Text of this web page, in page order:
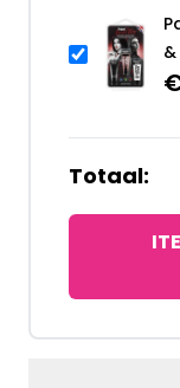
Totaal: